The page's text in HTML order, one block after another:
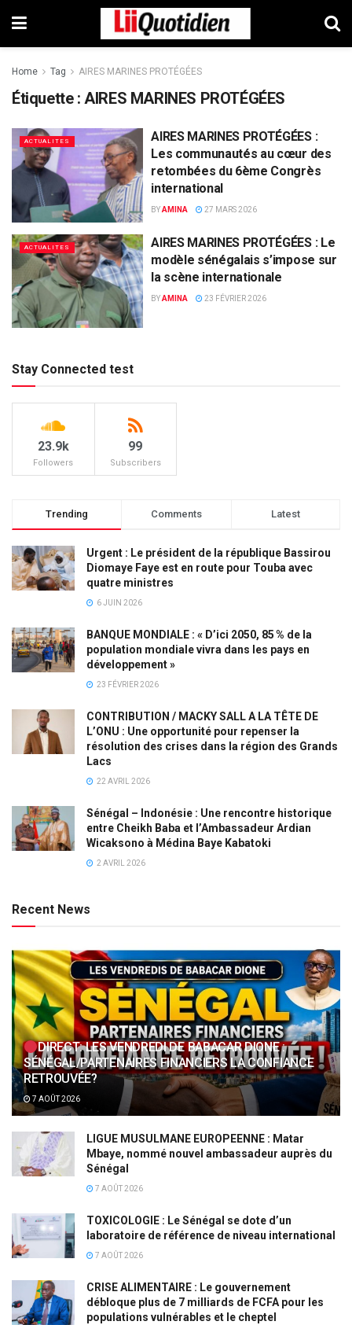
Home Tag AIRES MARINES PROTÉGÉES
Étiquette :AIRES MARINES PROTÉGÉES
ACTUALITES
AIRES MARINES PROTÉGÉES :
Les communautés au cœur des
retombées du 6ème Congrès
international
BYAMINA 27 MARS 2026
ACTUALITES
AIRES MARINES PROTÉGÉES : Le
modèle sénégalais s’impose sur
la scène internationale
BYAMINA 23 FÉVRIER 2026
Stay Connected test
23.9k
Followers
99
Subscribers
Trending Comments Latest
Urgent : Le président de la république Bassirou
Diomaye Faye est en route pour Touba avec
quatre ministres
6 JUIN 2026
BANQUE MONDIALE : « D’ici 2050, 85 % de la
population mondiale vivra dans les pays en
développement »
23 FÉVRIER 2026
CONTRIBUTION / MACKY SALL A LA TÊTE DE
L’ONU : Une opportunité pour repenser la
résolution des crises dans la région des Grands
Lacs
22 AVRIL 2026
Sénégal – Indonésie : Une rencontre historique
entre Cheikh Baba et l’Ambassadeur Ardian
Wicaksono à Médina Baye Kabatoki
2 AVRIL 2026
Recent News
DIRECT: LES VENDREDI DE BABACAR DIONE :
SÉNÉGAL/PARTENAIRES FINANCIERS LA CONFIANCE
RETROUVÉE?
7 AOÛT 2026
LIGUE MUSULMANE EUROPEENNE : Matar
Mbaye, nommé nouvel ambassadeur auprès du
Sénégal
7 AOÛT 2026
TOXICOLOGIE : Le Sénégal se dote d’un
laboratoire de référence de niveau international
7 AOÛT 2026
CRISE ALIMENTAIRE : Le gouvernement
débloque plus de 7 milliards de FCFA pour les
populations vulnérables et le cheptel